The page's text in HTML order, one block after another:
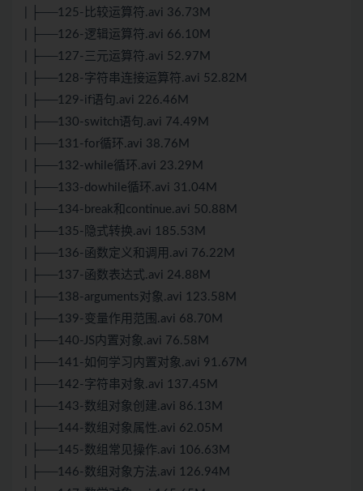
| ├──125-比较运算符.avi 36.73M
| ├──126-逻辑运算符.avi 66.10M
| ├──127-三元运算符.avi 52.97M
| ├──128-字符串连接运算符.avi 52.82M
| ├──129-if语句.avi 226.46M
| ├──130-switch语句.avi 74.49M
| ├──131-for循环.avi 38.76M
| ├──132-while循环.avi 23.29M
| ├──133-dowhile循环.avi 31.04M
| ├──134-break和continue.avi 50.88M
| ├──135-隐式转换.avi 185.53M
| ├──136-函数定义和调用.avi 76.22M
| ├──137-函数表达式.avi 24.88M
| ├──138-arguments对象.avi 123.58M
| ├──139-变量作用范围.avi 68.70M
| ├──140-JS内置对象.avi 76.58M
| ├──141-如何学习内置对象.avi 91.67M
| ├──142-字符串对象.avi 137.45M
| ├──143-数组对象创建.avi 86.13M
| ├──144-数组对象属性.avi 62.05M
| ├──145-数组常见操作.avi 106.63M
| ├──146-数组对象方法.avi 126.94M